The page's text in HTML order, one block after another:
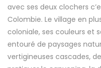
avec ses deux clochers
Colombie. Le village en
coloniale, ses couleurs et
entouré de paysages
vertigineuses cascades,